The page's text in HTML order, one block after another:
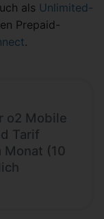
als Unlimited-
Prepaid-
.
o2 Mobile
Tarif
Monat (10